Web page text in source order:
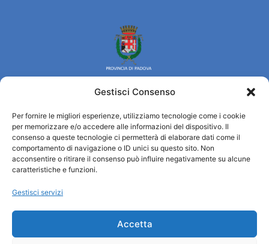
Gestisci Consenso
Per fornire le migliori esperienze, utilizziamo tecnologie come i cookie
per memorizzare e/o accedere alle informazioni del dispositivo. Il
consenso a queste tecnologie ci permetterà di elaborare dati come il
comportamento di navigazione o ID unici su questo sito. Non
acconsentire o ritirare il consenso può influire negativamente su alcune
caratteristiche e funzioni.
Gestisci servizi
Accetta
Turismo Padova
Chi siamo
Informazioni e Accoglienza Turistica/IAT
Cookie Policy
Amministrazione trasparente